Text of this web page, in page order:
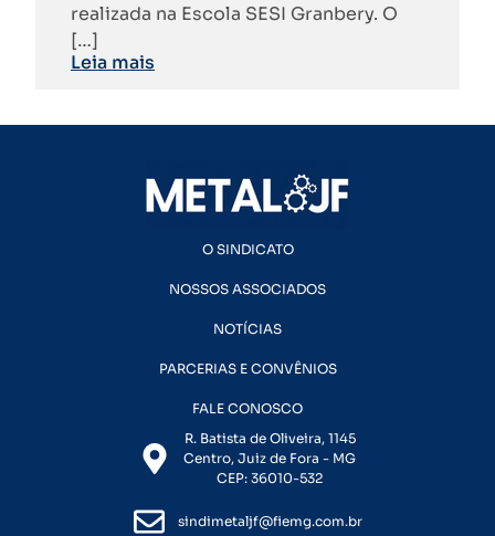
realizada na Escola SESI Granbery. O
[…]
Leia mais
O SINDICATO
NOSSOS ASSOCIADOS
NOTÍCIAS
PARCERIAS E CONVÊNIOS
FALE CONOSCO
R. Batista de Oliveira, 1145
Centro, Juiz de Fora - MG
CEP: 36010-532
sindimetaljf@fiemg.com.br